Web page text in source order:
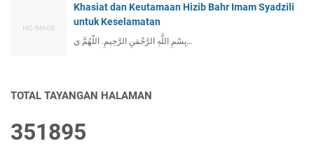
Khasiat dan Keutamaan Hizib Bahr Imam Syadzili
untuk Keselamatan
بِسْمِ اللَّهِ الرَّحْمَنِ الرَّحِيمِ. اللّهُمَّ ي…
TOTAL TAYANGAN HALAMAN
351895